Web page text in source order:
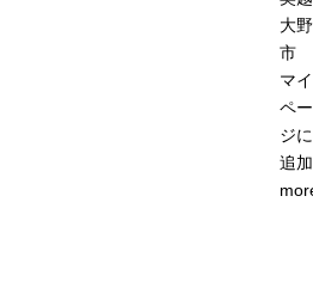
大野
市
マイ
ペー
ジに
追加